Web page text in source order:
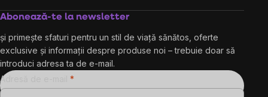
Abonează-te la newsletter
și primește sfaturi pentru un stil de viață sănătos, oferte
exclusive și informații despre produse noi – trebuie doar să
introduci adresa ta de e-mail.
Adresă de e-mail